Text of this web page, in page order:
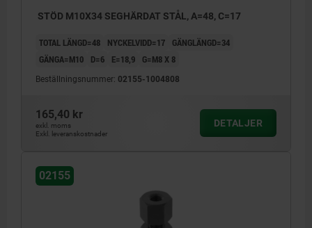
STÖD M10X34 SEGHÄRDAT STÅL, A=48, C=17
TOTAL LÄNGD=48 NYCKELVIDD=17
GÄNGLÄNGD=34
GÄNGA=M10
D=6 E=18,9 G=M8 X 8
Beställningsnummer: 02155-1004808
165,40 kr
exkl. moms
Exkl. leveranskostnader
DETALJER
02155